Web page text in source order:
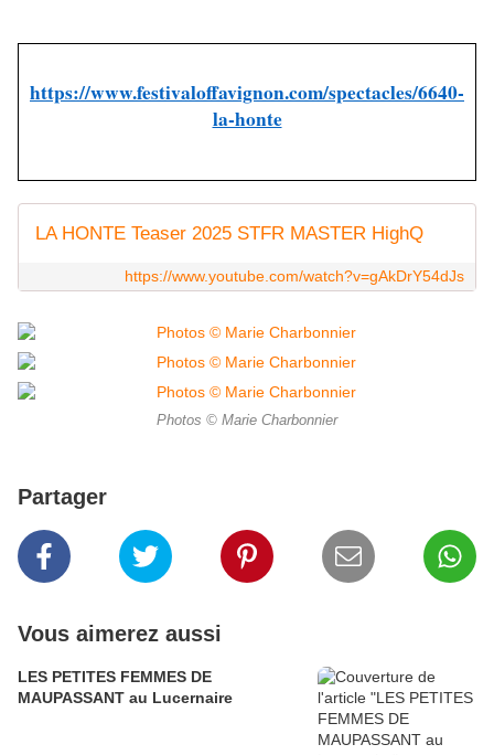
https://www.festivaloffavignon.com/spectacles/6640-
la-honte
LA HONTE Teaser 2025 STFR MASTER HighQ
https://www.youtube.com/watch?v=gAkDrY54dJs
Photos © Marie Charbonnier
Partager
Vous aimerez aussi
LES PETITES FEMMES DE
MAUPASSANT au Lucernaire